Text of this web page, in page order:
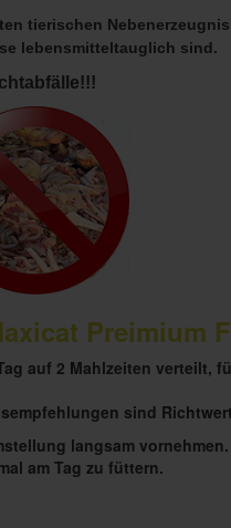
tierischen
lebensmitteltauglich sind.
Preimium
auf 2 Mahlzeiten verteilt,
sind
langsam
am Tag zu füttern.